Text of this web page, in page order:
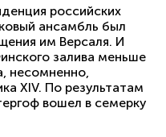
российских
ансамбль был
им Версаля. И
залива меньше
несомненно,
XIV. По результатам
вошел в семерку